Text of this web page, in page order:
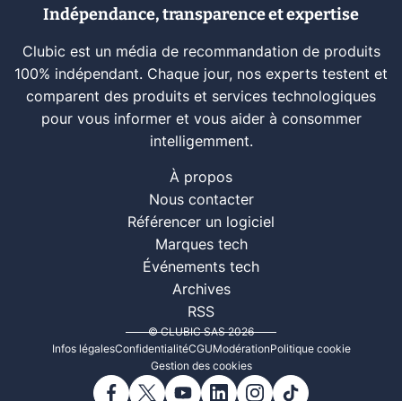
Indépendance, transparence et expertise
Clubic est un média de recommandation de produits
100% indépendant. Chaque jour, nos experts testent et
comparent des produits et services technologiques
pour vous informer et vous aider à consommer
intelligemment.
À propos
Nous contacter
Référencer un logiciel
Marques tech
Événements tech
Archives
RSS
© CLUBIC SAS 2026
Infos légalesConfidentialitéCGUModérationPolitique cookie
Gestion des cookies